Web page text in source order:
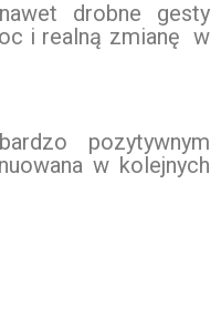
drobne gesty
i realną zmianę w
pozytywnym
w kolejnych